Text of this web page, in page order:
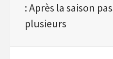
: Après la saison
plusieurs